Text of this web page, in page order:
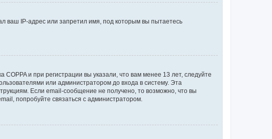
ваш IP-адрес или запретил имя, под которым вы пытаетесь
и при регистрации вы указали, что вам менее 13 лет, следуйте
или администратором до входа в систему. Эта
Если email-сообщение не получено, то возможно, что вы
попробуйте связаться с администратором.